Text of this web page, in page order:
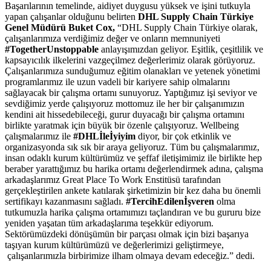
Başarılarının temelinde, aidiyet duygusu yüksek ve işini tutkuyla
yapan çalışanlar olduğunu belirten DHL Supply Chain Türkiye
Genel Müdürü Buket Cox, “DHL Supply Chain Türkiye olarak,
çalışanlarımıza verdiğimiz değer ve onların memnuniyeti
#TogetherUnstoppable anlayışımızdan geliyor. Eşitlik, çeşitlilik ve
kapsayıcılık ilkelerini vazgeçilmez değerlerimiz olarak görüyoruz.
Çalışanlarımıza sunduğumuz eğitim olanakları ve yetenek yönetimi
programlarımız ile uzun vadeli bir kariyere sahip olmalarını
sağlayacak bir çalışma ortamı sunuyoruz. Yaptığımız işi seviyor ve
sevdiğimiz yerde çalışıyoruz mottomuz ile her bir çalışanımızın
kendini ait hissedebileceği, gurur duyacağı bir çalışma ortamını
birlikte yaratmak için büyük bir özenle çalışıyoruz. Wellbeing
çalışmalarımız ile #DHLİleİyiyim diyor, bir çok etkinlik ve
organizasyonda sık sık bir araya geliyoruz. Tüm bu çalışmalarımız,
insan odaklı kurum kültürümüz ve şeffaf iletişimimiz ile birlikte hep
beraber yarattığımız bu harika ortamı değerlendirmek adına, çalışma
arkadaşlarımız Great Place To Work Enstitüsü tarafından
gerçekleştirilen ankete katılarak şirketimizin bir kez daha bu önemli
sertifikayı kazanmasını sağladı. #TercihEdilenİşveren olma
tutkumuzla harika çalışma ortamımızı taçlandıran ve bu gururu bize
yeniden yaşatan tüm arkadaşlarıma teşekkür ediyorum.
Sektörümüzdeki dönüşümün bir parçası olmak için bizi başarıya
taşıyan kurum kültürümüzü ve değerlerimizi geliştirmeye,
çalışanlarımızla birbirimize ilham olmaya devam edeceğiz.” dedi.